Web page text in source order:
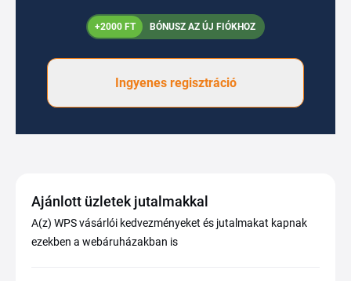
+2000 FT BÓNUSZ AZ ÚJ FIÓKHOZ
Ingyenes regisztráció
Ajánlott üzletek jutalmakkal
A(z) WPS vásárlói kedvezményeket és jutalmakat kapnak
ezekben a webáruházakban is